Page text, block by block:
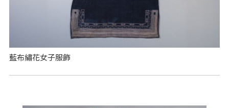
藍布繡花女子服飾